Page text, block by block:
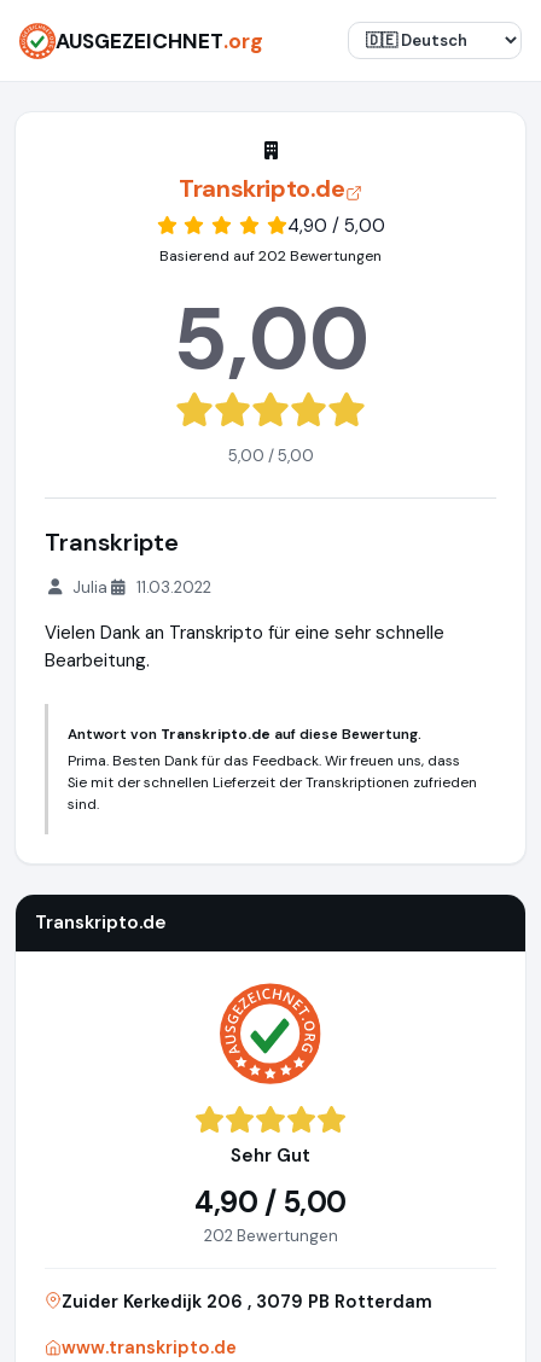
AUSGEZEICHNET.org
Transkripto.de
4,90 / 5,00
Basierend auf 202 Bewertungen
5,00
5,00 / 5,00
Transkripte
Julia 11.03.2022
Vielen Dank an Transkripto für eine sehr schnelle
Bearbeitung.
Antwort von Transkripto.de auf diese Bewertung.
Prima. Besten Dank für das Feedback. Wir freuen uns, dass
Sie mit der schnellen Lieferzeit der Transkriptionen zufrieden
sind.
Transkripto.de
Sehr Gut
4,90 / 5,00
202 Bewertungen
Zuider Kerkedijk 206 , 3079 PB Rotterdam
www.transkripto.de